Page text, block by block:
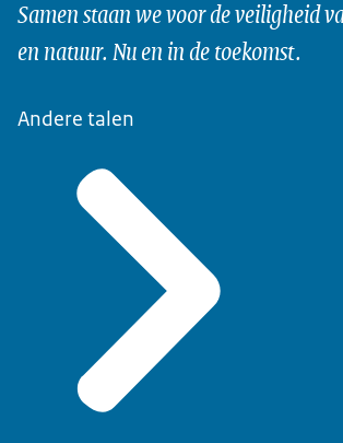
Samen staan we voor de veiligheid
en natuur. Nu en in de toekomst.
Andere talen